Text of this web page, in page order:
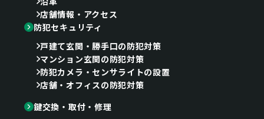
店舗情報・アクセス
防犯セキュリティ
戸建て玄関・勝手口の防犯対策
マンション玄関の防犯対策
防犯カメラ・センサライトの設置
店舗・オフィスの防犯対策
鍵交換・取付・修理